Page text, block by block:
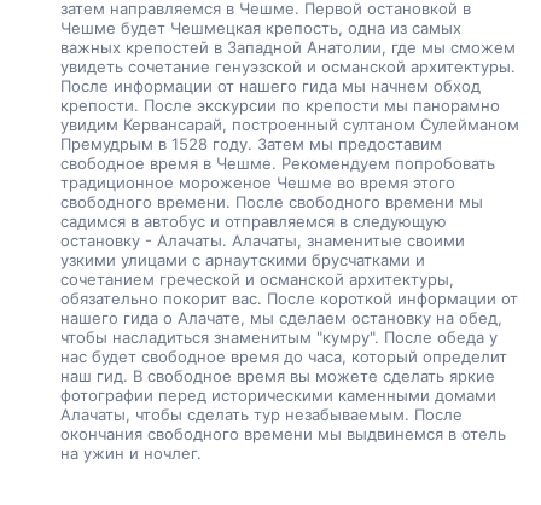
затем направляемся в Чешме. Первой остановкой в
Чешме будет Чешмецкая крепость, одна из самых
важных крепостей в Западной Анатолии, где мы сможем
увидеть сочетание генуэзской и османской архитектуры.
После информации от нашего гида мы начнем обход
крепости. После экскурсии по крепости мы панорамно
увидим Кервансарай, построенный султаном Сулейманом
Премудрым в 1528 году. Затем мы предоставим
свободное время в Чешме. Рекомендуем попробовать
традиционное мороженое Чешме во время этого
свободного времени. После свободного времени мы
садимся в автобус и отправляемся в следующую
остановку - Алачаты. Алачаты, знаменитые своими
узкими улицами с арнаутскими брусчатками и
сочетанием греческой и османской архитектуры,
обязательно покорит вас. После короткой информации от
нашего гида о Алачате, мы сделаем остановку на обед,
чтобы насладиться знаменитым "кумру". После обеда у
нас будет свободное время до часа, который определит
наш гид. В свободное время вы можете сделать яркие
фотографии перед историческими каменными домами
Алачаты, чтобы сделать тур незабываемым. После
окончания свободного времени мы выдвинемся в отель
на ужин и ночлег.